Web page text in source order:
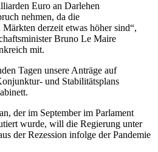
Euro an Darlehen
nehmen, da die
derzeit etwas höher sind“,
Bruno Le Maire
mit.
Tagen unsere Anträge auf
und Stabilitätsplans
der im September im Parlament
wurde, will die Regierung unter
der Rezession infolge der Pandemie